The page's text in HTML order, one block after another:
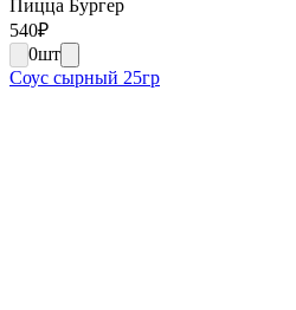
Пицца Бургер
540₽
0шт
Соус сырный 25гр